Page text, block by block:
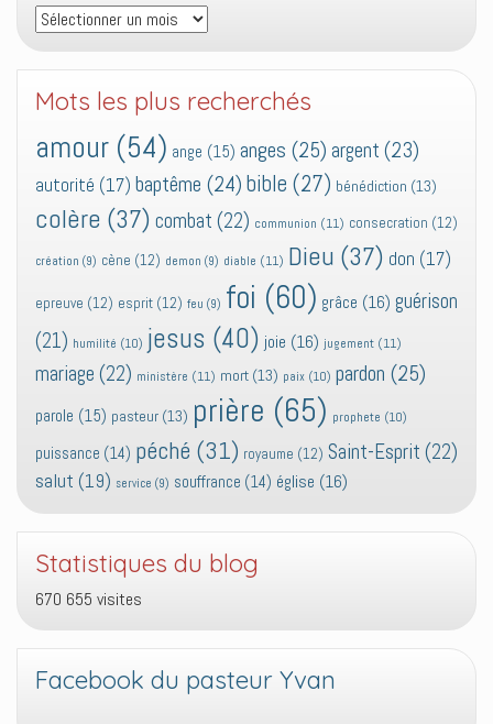
Archives
Mots les plus recherchés
amour (54) ange (15) anges (25) argent (23)
autorité (17) baptême (24) bible (27) bénédiction (13)
colère (37) combat (22) communion (11) consecration (12)
création (9) cène (12) demon (9) diable (11) Dieu (37) don (17)
epreuve (12) esprit (12) feu (9) foi (60) grâce (16) guérison
(21) humilité (10) jesus (40) joie (16) jugement (11)
mariage (22) ministère (11) mort (13) paix (10) pardon (25)
parole (15) pasteur (13) prière (65) prophete (10)
puissance (14) péché (31) royaume (12) Saint-Esprit (22)
salut (19) service (9) souffrance (14) église (16)
Statistiques du blog
670 655 visites
Facebook du pasteur Yvan